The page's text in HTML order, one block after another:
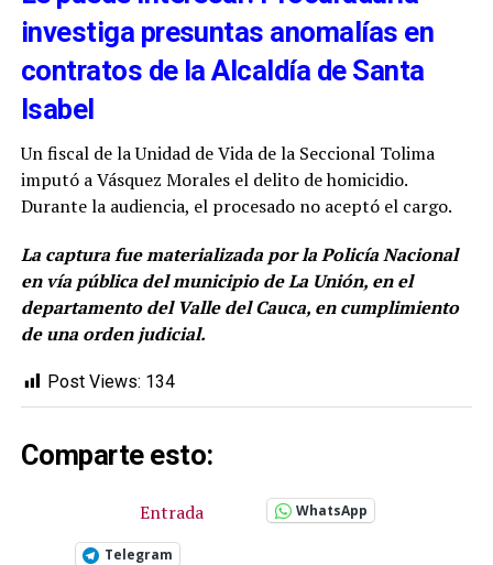
investiga presuntas anomalías en
contratos de la Alcaldía de Santa
Isabel
Un fiscal de la Unidad de Vida de la Seccional Tolima
imputó a Vásquez Morales el delito de homicidio.
Durante la audiencia, el procesado no aceptó el cargo.
La captura fue materializada por la Policía Nacional
en vía pública del municipio de La Unión, en el
departamento del Valle del Cauca, en cumplimiento
de una orden judicial.
Post Views: 134
Comparte esto:
Entrada WhatsApp
Telegram